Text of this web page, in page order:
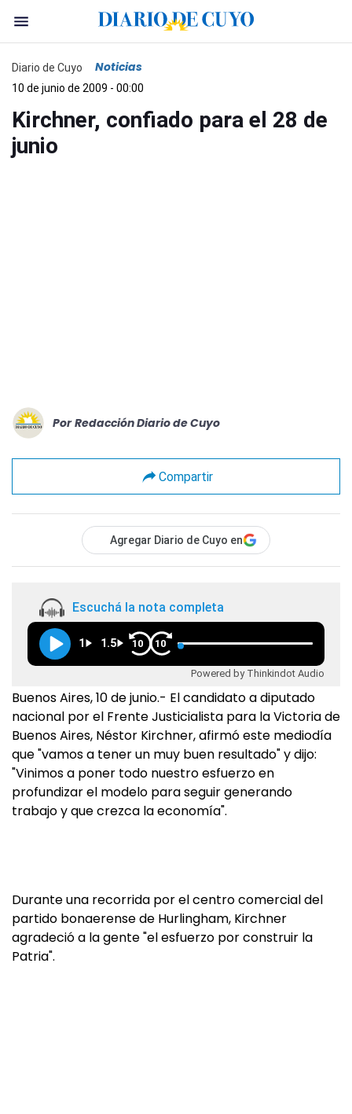
Diario de Cuyo Noticias
10 de junio de 2009 - 00:00
Kirchner, confiado para el 28 de
junio
Por Redacción Diario de Cuyo
Compartir
Agregar Diario de Cuyo en
Escuchá la nota completa
1 1.5 10 10
Powered by Thinkindot Audio
Buenos Aires, 10 de junio.- El candidato a diputado
nacional por el Frente Justicialista para la Victoria de
Buenos Aires, Néstor Kirchner, afirmó este mediodía
que "vamos a tener un muy buen resultado" y dijo:
"Vinimos a poner todo nuestro esfuerzo en
profundizar el modelo para seguir generando
trabajo y que crezca la economía".
Durante una recorrida por el centro comercial del
partido bonaerense de Hurlingham, Kirchner
agradeció a la gente "el esfuerzo por construir la
Patria".